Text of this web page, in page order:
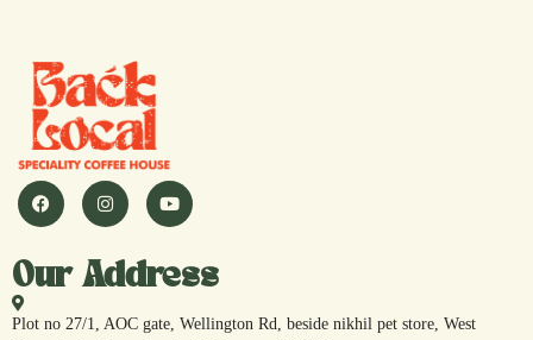
Our Address
Plot no 27/1, AOC gate, Wellington Rd, beside nikhil pet store, West